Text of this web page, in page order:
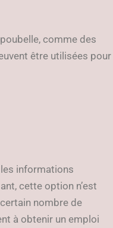
comme des
être utilisées pour
informations
cette option n’est
nombre de
à obtenir un emploi